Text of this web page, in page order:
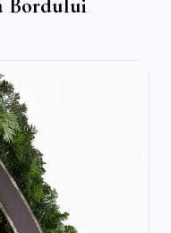
Bordului